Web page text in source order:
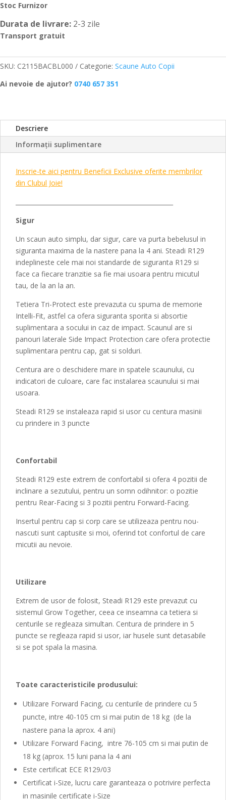
Stoc Furnizor
Durata de livrare: 2-3 zile
Transport gratuit
SKU: C2115BACBL000 Categorie: Scaune Auto Copii
Ai nevoie de ajutor? 0740 657 351
Descriere
Informații suplimentare
Inscrie-te aici pentru Beneficii Exclusive oferite membrilor
din Clubul Joie!
Sigur
Un scaun auto simplu, dar sigur, care va purta bebelusul in
siguranta maxima de la nastere pana la 4 ani. Steadi R129
indeplineste cele mai noi standarde de siguranta R129 si
face ca fiecare tranzitie sa fie mai usoara pentru micutul
tau, de la an la an.
Tetiera Tri-Protect este prevazuta cu spuma de memorie
Intelli-Fit, astfel ca ofera siguranta sporita si absortie
suplimentara a socului in caz de impact. Scaunul are si
panouri laterale Side Impact Protection care ofera protectie
suplimentara pentru cap, gat si solduri.
Centura are o deschidere mare in spatele scaunului, cu
indicatori de culoare, care fac instalarea scaunului si mai
usoara.
Steadi R129 se instaleaza rapid si usor cu centura masinii
cu prindere in 3 puncte
Confortabil
Steadi R129 este extrem de confortabil si ofera 4 pozitii de
inclinare a sezutului, pentru un somn odihnitor: o pozitie
pentru Rear-Facing si 3 pozitii pentru Forward-Facing.
Insertul pentru cap si corp care se utilizeaza pentru nou-
nascuti sunt captusite si moi, oferind tot confortul de care
micutii au nevoie.
Utilizare
Extrem de usor de folosit, Steadi R129 este prevazut cu
sistemul Grow Together, ceea ce inseamna ca tetiera si
centurile se regleaza simultan. Centura de prindere in 5
puncte se regleaza rapid si usor, iar husele sunt detasabile
si se pot spala la masina.
Toate caracteristicile produsului:
Utilizare Forward Facing, cu centurile de prindere cu 5
puncte, intre 40-105 cm si mai putin de 18 kg (de la
nastere pana la aprox. 4 ani)
Utilizare Forward Facing, intre 76-105 cm si mai putin de
18 kg (aprox. 15 luni pana la 4 ani
Este certificat ECE R129/03
Certificat i-Size, lucru care garanteaza o potrivire perfecta
in masinile certificate i-Size